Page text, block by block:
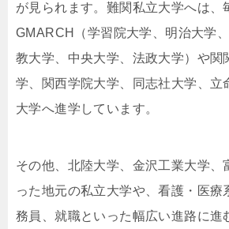
が見られます。難関私立大学へは、
GMARCH（学習院大学、明治大学
教大学、中央大学、法政大学）や関
学、関西学院大学、同志社大学、立
大学へ進学しています。
その他、北陸大学、金沢工業大学、
った地元の私立大学や、看護・医療
務員、就職といった幅広い進路に進